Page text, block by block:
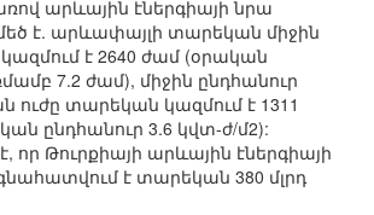
արևային էներգիայի նրա
է. արևափայլի տարեկան միջին
կազմում է 2640 ժամ (օրական
7.2 ժամ), միջին ընդհանուր
ուժը տարեկան կազմում է 1311
ընդհանուր 3.6 կվտ-ժ/մ2):
որ Թուրքիայի արևային էներգիայի
է տարեկան 380 մլրդ